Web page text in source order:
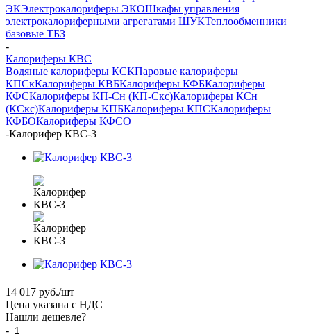
ЭКЭлектрокалориферы ЭКОШкафы управления
электрокалориферными агрегатами ШУКТеплообменники
базовые ТБЗ
-
Калориферы КВС
Водяные калориферы КСКПаровые калориферы
КПСкКалориферы КВБКалориферы КФБКалориферы
КФСКалориферы КП-Сн (КП-Скс)Калориферы КСн
(КСкс)Калориферы КПБКалориферы КПСКалориферы
КФБОКалориферы КФСО
-Калорифер КВС-3
14 017 руб./шт
Цена указана с НДС
Нашли дешевле?
-
+